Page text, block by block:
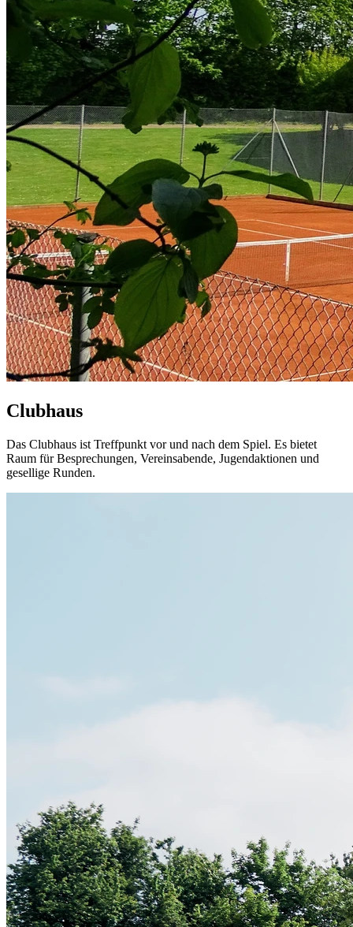
Clubhaus
Das Clubhaus ist Treffpunkt vor und nach dem Spiel. Es bietet
Raum für Besprechungen, Vereinsabende, Jugendaktionen und
gesellige Runden.